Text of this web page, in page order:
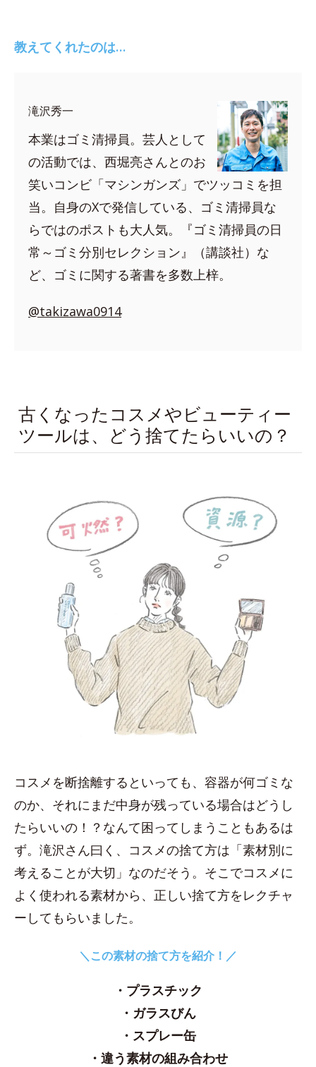
教えてくれたのは…
滝沢秀一
本業はゴミ清掃員。芸人として
の活動では、西堀亮さんとのお
笑いコンビ「マシンガンズ」でツッコミを担
当。自身のXで発信している、ゴミ清掃員な
らではのポストも大人気。『ゴミ清掃員の日
常～ゴミ分別セレクション』（講談社）な
ど、ゴミに関する著書を多数上梓。
@takizawa0914
古くなったコスメやビューティー
ツールは、どう捨てたらいいの？
コスメを断捨離するといっても、容器が何ゴミな
のか、それにまだ中身が残っている場合はどうし
たらいいの！？なんて困ってしまうこともあるは
ず。滝沢さん曰く、コスメの捨て方は「素材別に
考えることが大切」なのだそう。そこでコスメに
よく使われる素材から、正しい捨て方をレクチャ
ーしてもらいました。
＼この素材の捨て方を紹介！／
・プラスチック
・ガラスびん
・スプレー缶
・違う素材の組み合わせ